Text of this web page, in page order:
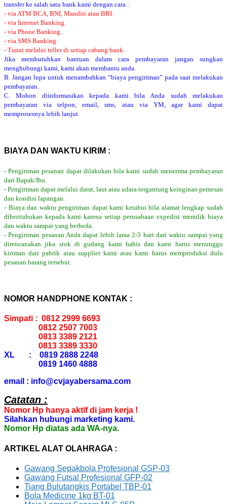
transfer ke salah satu bank kami dengan cara :
- via ATM BCA, BNI, Mandiri atau BRI.
- via Internet Banking.
- via Phone Banking.
- via SMS Banking.
- Tunai melalui teller di setiap cabang bank.
Jika membutuhkan bantuan dalam cara pembayaran jangan sungkan
menghubungi kami, kami akan membantu anda.
B. Jangan lupa untuk menambahkan “biaya pengiriman” pada saat melakukan
pembayaran.
C. Mohon diinformasikan kepada kami bila Anda sudah melakukan
pembayaran via telpon, email, sms, atau via YM, agar kami dapat
memprosesnya lebih lanjut.
BIAYA DAN WAKTU KIRIM :
- Pengiriman pesanan dapat dilakukan bila kami sudah menerima pembayaran
dari Bapak/Ibu.
- Pengiriman dapat melalui darat, laut atau udara tergantung keinginan pemesan
dan kondisi lapangan.
- Biaya dan waktu pengiriman dapat kami ketahui bila alamat lengkap sudah
diberitahukan kepada kami karena setiap perusahaan expedisi memilik biaya
dan waktu sampai yang berbeda.
- Pengiriman pesanan Anda dapat lebih lama 2-5 hari dari waktu sampai yang
direncanakan jika stok di gudang kami habis dan kami harus menunggu
kiriman dari pabrik atau supplier kami atau kami harus memproduksi dulu
pesanan barang tersebut.
NOMOR HANDPHONE KONTAK :
Simpati : 0812 2999 6693
0812 2507 7003
0813 3389 2121
0813 3389 3330
XL : 0819 2888 2248
0819 1460 4888
email : info@cvjayabersama.com
Catatan :
Nomor Hp hanya aktif di jam kerja !
Silahkan hubungi marketing kami.
Nomor Hp diatas ada WA-nya.
ARTIKEL ALAT OLAHRAGA :
Gawang Sepakbola Profesional GSP-03
Gawang Futsal Profesional GFP-02
Tiang Bulutangkis Portabel TBP-01
Bola Medicine 1kg BT-01